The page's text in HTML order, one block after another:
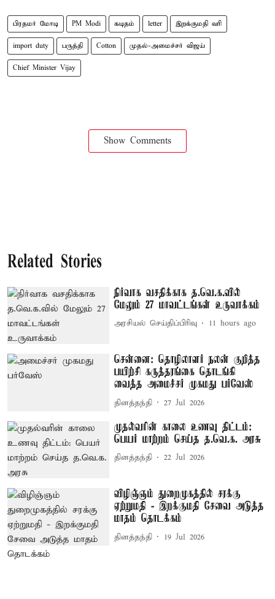
பிரதமர் மோடி PM Modi கடிதம் letter இறக்குமதி வரி
import duty பருத்தி Cotton முதல்-அமைச்சர் விஜய்
Chief Minister Vijay
Show Comments
Related Stories
நிர்வாக வசதிக்காக த.வெ.க.வில்
மேலும் 27 மாவட்டங்கள் உருவாக்கம்
அரசியல் செய்திப்பிரிவு 11 hours ago
சென்னை: தொழிலாளர் நலன் குறித்த
பயிற்சி கருத்தரங்கை தொடங்கி
வைத்த அமைச்சர் முகமது பர்வேஸ்
தினத்தந்தி 27 Jul 2026
முதல்வரின் காலை உணவு திட்டம்:
பெயர் மாற்றம் செய்த த.வெ.க. அரசு
தினத்தந்தி 22 Jul 2026
விழிஞ்ஞம் துறைமுகத்தில் சரக்கு
ஏற்றுமதி - இறக்குமதி சேவை அடுத்த
மாதம் தொடக்கம்
தினத்தந்தி 19 Jul 2026